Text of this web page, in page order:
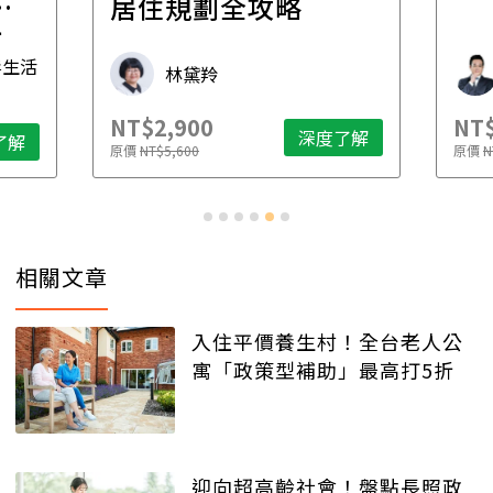
活
解
林黛羚
NT$2,900
原價NT$5,600 深度了解 原價
相關文章
入住平價養生村！全台老人公
寓「政策型補助」最高打5折
迎向超高齡社會！盤點長照政